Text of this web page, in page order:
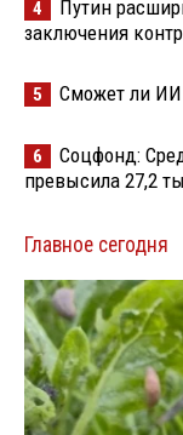
4
Путин
заключения
5 Сможет ли ИИ
6
Соцфонд:
превысила 27,2
Главное сегодня